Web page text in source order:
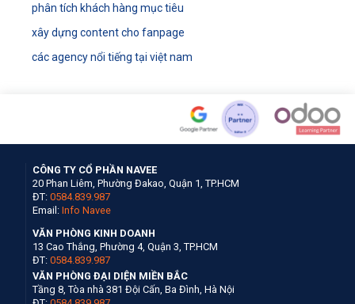
phân tích khách hàng mục tiêu
xây dựng content cho fanpage
các agency nổi tiếng tại việt nam
CÔNG TY CỔ PHẦN NAVEE
20 Phan Liêm, Phường Đakao, Quận 1, TP.HCM
ĐT: 0584.839.987
Email: Info Navee
VĂN PHÒNG KINH DOANH
13 Cao Thắng, Phường 4, Quận 3, TP.HCM
ĐT: 0584.839.987
VĂN PHÒNG ĐẠI DIỆN MIỀN BẮC
Tầng 8, Tòa nhà 381 Đội Cấn, Ba Đình, Hà Nội